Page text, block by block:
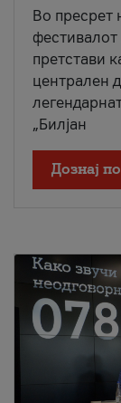
Во пресрет
фестивалот
претстави
централен
„Билјан
Дознај